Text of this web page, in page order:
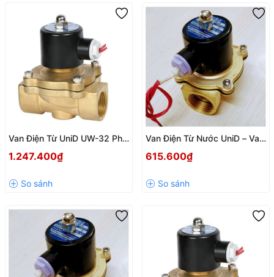
Van Điện Từ UniD UW-32 Phi
Chính Hãng
1.247.400₫
Van Điện Từ Nước UniD – Van
áp 220v DN25
615.600₫